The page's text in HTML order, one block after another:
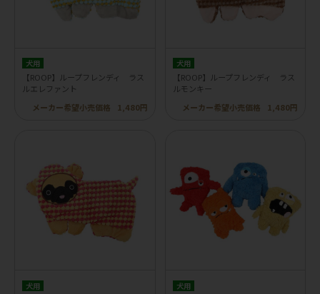
犬用
【ROOP】ループフレンディ ラス
ルエレファント
メーカー希望小売価格
1,480円
犬用
【ROOP】ループフレンディ ラス
ルモンキー
メーカー希望小売価格
1,480円
犬用 犬用